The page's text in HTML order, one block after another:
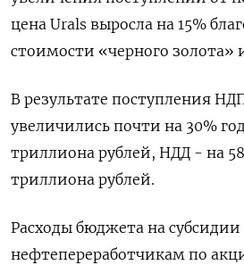
цена Urals выросла на 15%
стоимости «черного золота»
В результате поступления
увеличились почти на 30% год
триллиона рублей, НДД - на
триллиона рублей.
Расходы бюджета на субсидии
нефтепереработчикам по